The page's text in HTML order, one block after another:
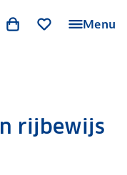
Menu
rijbewijs